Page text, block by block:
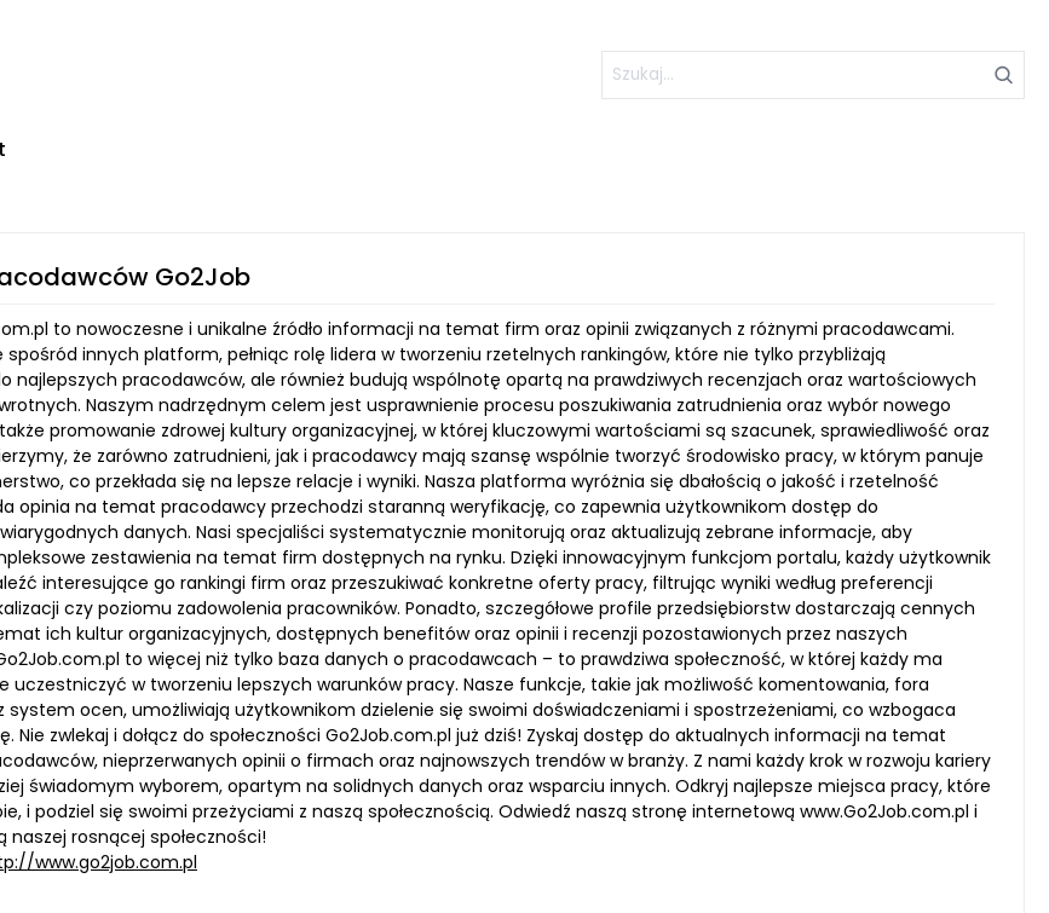
Go2Job
to nowoczesne i unikalne źródło informacji na temat firm oraz opinii związanych z różnymi pracodawcami.
spośród innych platform, pełniąc rolę lidera w tworzeniu rzetelnych rankingów, które nie tylko przybliżają
najlepszych pracodawców, ale również budują wspólnotę opartą na prawdziwych recenzjach oraz wartościowych
Naszym nadrzędnym celem jest usprawnienie procesu poszukiwania zatrudnienia oraz wybór nowego
promowanie zdrowej kultury organizacyjnej, w której kluczowymi wartościami są szacunek, sprawiedliwość oraz
że zarówno zatrudnieni, jak i pracodawcy mają szansę wspólnie tworzyć środowisko pracy, w którym panuje
co przekłada się na lepsze relacje i wyniki. Nasza platforma wyróżnia się dbałością o jakość i rzetelność
opinia na temat pracodawcy przechodzi staranną weryfikację, co zapewnia użytkownikom dostęp do
danych. Nasi specjaliści systematycznie monitorują oraz aktualizują zebrane informacje, aby
zestawienia na temat firm dostępnych na rynku. Dzięki innowacyjnym funkcjom portalu, każdy użytkownik
interesujące go rankingi firm oraz przeszukiwać konkretne oferty pracy, filtrując wyniki według preferencji
czy poziomu zadowolenia pracowników. Ponadto, szczegółowe profile przedsiębiorstw dostarczają cennych
ich kultur organizacyjnych, dostępnych benefitów oraz opinii i recenzji pozostawionych przez naszych
to więcej niż tylko baza danych o pracodawcach – to prawdziwa społeczność, w której każdy ma
uczestniczyć w tworzeniu lepszych warunków pracy. Nasze funkcje, takie jak możliwość komentowania, fora
system ocen, umożliwiają użytkownikom dzielenie się swoimi doświadczeniami i spostrzeżeniami, co wzbogaca
Nie zwlekaj i dołącz do społeczności Go2Job.com.pl już dziś! Zyskaj dostęp do aktualnych informacji na temat
nieprzerwanych opinii o firmach oraz najnowszych trendów w branży. Z nami każdy krok w rozwoju kariery
świadomym wyborem, opartym na solidnych danych oraz wsparciu innych. Odkryj najlepsze miejsca pracy, które
i podziel się swoimi przeżyciami z naszą społecznością. Odwiedź naszą stronę internetową www.Go2Job.com.pl i
naszej rosnącej społeczności!
www.go2job.com.pl